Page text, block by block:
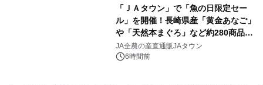
「ＪＡタウン」で「魚の日限定セー
ル」を開催！長崎県産「黄金あなご」
や「天然本まぐろ」など約280商品を
販売！～毎月１０日の定例企画～
JA全農の産直通販JAタウン
6時間前